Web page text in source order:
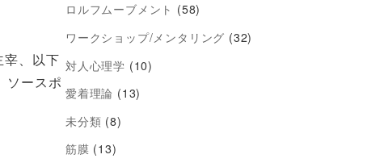
宰、以下
ソースポ
ロルフムーブメント (58)
ワークショップ/メンタリング (32)
対人心理学 (10)
愛着理論 (13)
未分類 (8)
筋膜 (13)